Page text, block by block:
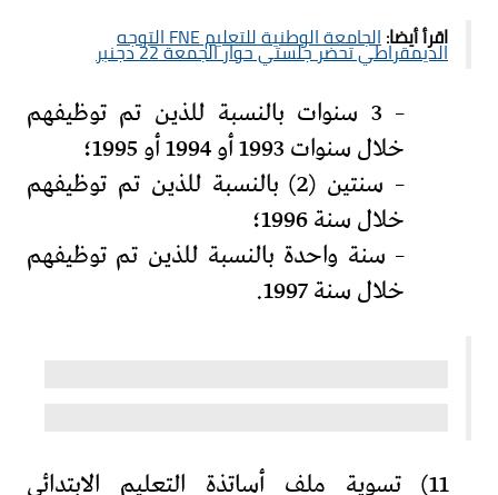
اقرأ أيضا: الجامعة الوطنية للتعليم FNE التوجهالديمقراطي تحضر جلستي حوار الجمعة 22 دجنبر
– 3 سنوات بالنسبة للذين تم توظيفهم
خلال سنوات 1993 أو 1994 أو 1995؛
– سنتين (2) بالنسبة للذين تم توظيفهم
خلال سنة 1996؛
– سنة واحدة بالنسبة للذين تم توظيفهم
خلال سنة 1997.
11) تسوية ملف أساتذة التعليم الابتدائي